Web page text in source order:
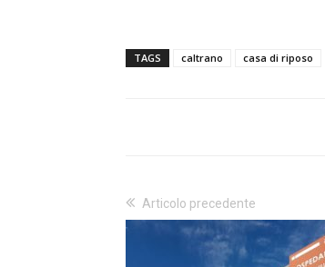
TAGS caltrano casa di riposo
Articolo precedente